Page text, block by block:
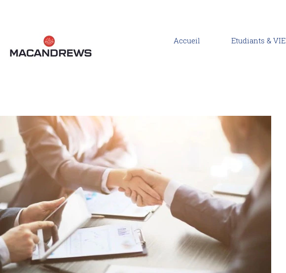
Accueil Etudiants & VIE